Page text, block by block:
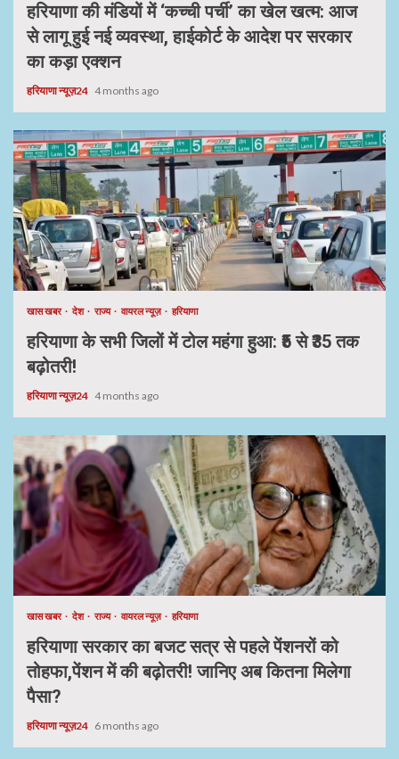
हरियाणा की मंडियों में ‘कच्ची पर्ची’ का खेल खत्म: आज
से लागू हुई नई व्यवस्था, हाईकोर्ट के आदेश पर सरकार
का कड़ा एक्शन
हरियाणा न्यूज़24 4 months ago
खास खबर देश राज्य वायरल न्यूज़ हरियाणा
हरियाणा के सभी जिलों में टोल महंगा हुआ: ₹5 से ₹35 तक
बढ़ोतरी!
हरियाणा न्यूज़24 4 months ago
खास खबर देश राज्य वायरल न्यूज़ हरियाणा
हरियाणा सरकार का बजट सत्र से पहले पेंशनरों को
तोहफा,पेंशन में की बढ़ोतरी! जानिए अब कितना मिलेगा
पैसा?
हरियाणा न्यूज़24 6 months ago